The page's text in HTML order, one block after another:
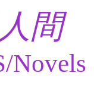
間
Novels